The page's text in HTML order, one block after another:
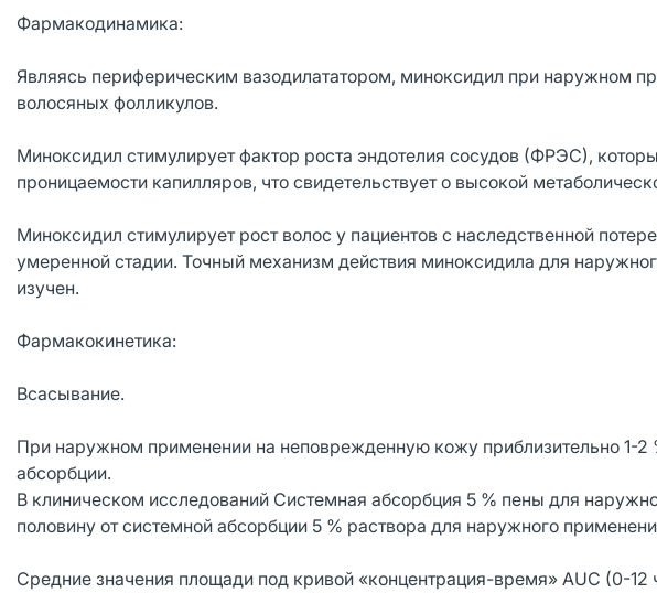
Фармакодинамика:
Являясь периферическим вазодилататором, миноксидил при наружном
волосяных фолликулов.
Миноксидил стимулирует фактор роста эндотелия сосудов (ФРЭС),
проницаемости капилляров, что свидетельствует о высокой
Миноксидил стимулирует рост волос у пациентов с наследственной
умеренной стадии. Точный механизм действия миноксидила для
изучен.
Фармакокинетика:
Всасывание.
При наружном применении на неповрежденную кожу приблизительно 1-2
абсорбции.
В клиническом исследований Системная абсорбция 5 % пены для
половину от системной абсорбции 5 % раствора для наружного
Средние значения площади под кривой «концентрация-время» AUC (0-